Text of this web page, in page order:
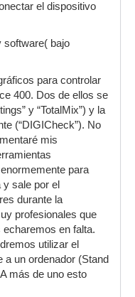
el dispositivo
software( bajo
para controlar
400. Dos de ellos se
y “TotalMix”) y la
(“DIGICheck”). No
mis
para
sale por el
durante la
profesionales que
en falta.
utilizar el
a un ordenador (Stand
más de uno esto